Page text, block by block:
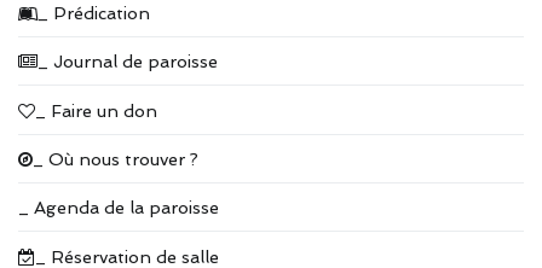
_ Prédication
_ Journal de paroisse
_ Faire un don
_ Où nous trouver ?
_ Agenda de la paroisse
_ Réservation de salle